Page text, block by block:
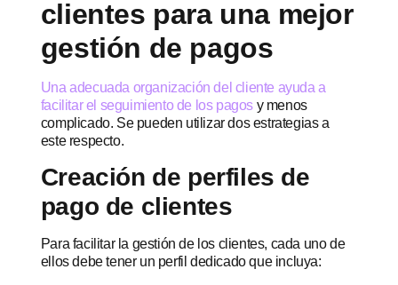
clientes para una mejor
gestión de pagos
Una adecuada organización del cliente ayuda a
facilitar el seguimiento de los pagos y menos
complicado. Se pueden utilizar dos estrategias a
este respecto.
Creación de perfiles de
pago de clientes
Para facilitar la gestión de los clientes, cada uno de
ellos debe tener un perfil dedicado que incluya: